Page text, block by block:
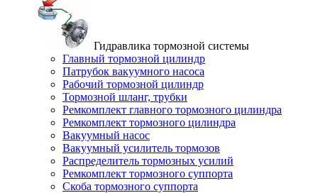
Гидравлика тормозной системы
Главный тормозной цилиндр
Патрубок вакуумного насоса
Рабочий тормозной цилиндр
Тормозной шланг, трубки
Ремкомплект главного тормозного цилиндра
Ремкомплект тормозного цилиндра
Вакуумный насос
Вакуумный усилитель тормозов
Распределитель тормозных усилий
Ремкомплект тормозного суппорта
Скоба тормозного суппорта